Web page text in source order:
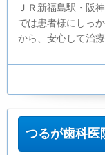
ＪＲ新福島駅・阪
では患者様にしっ
から、安心して治
つるが歯科医